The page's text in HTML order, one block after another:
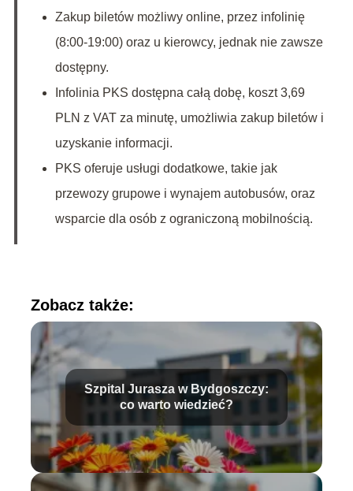
Zakup biletów możliwy online, przez infolinię
(8:00-19:00) oraz u kierowcy, jednak nie zawsze
dostępny.
Infolinia PKS dostępna całą dobę, koszt 3,69
PLN z VAT za minutę, umożliwia zakup biletów i
uzyskanie informacji.
PKS oferuje usługi dodatkowe, takie jak
przewozy grupowe i wynajem autobusów, oraz
wsparcie dla osób z ograniczoną mobilnością.
Zobacz także:
Szpital Jurasza w Bydgoszczy:
co warto wiedzieć?